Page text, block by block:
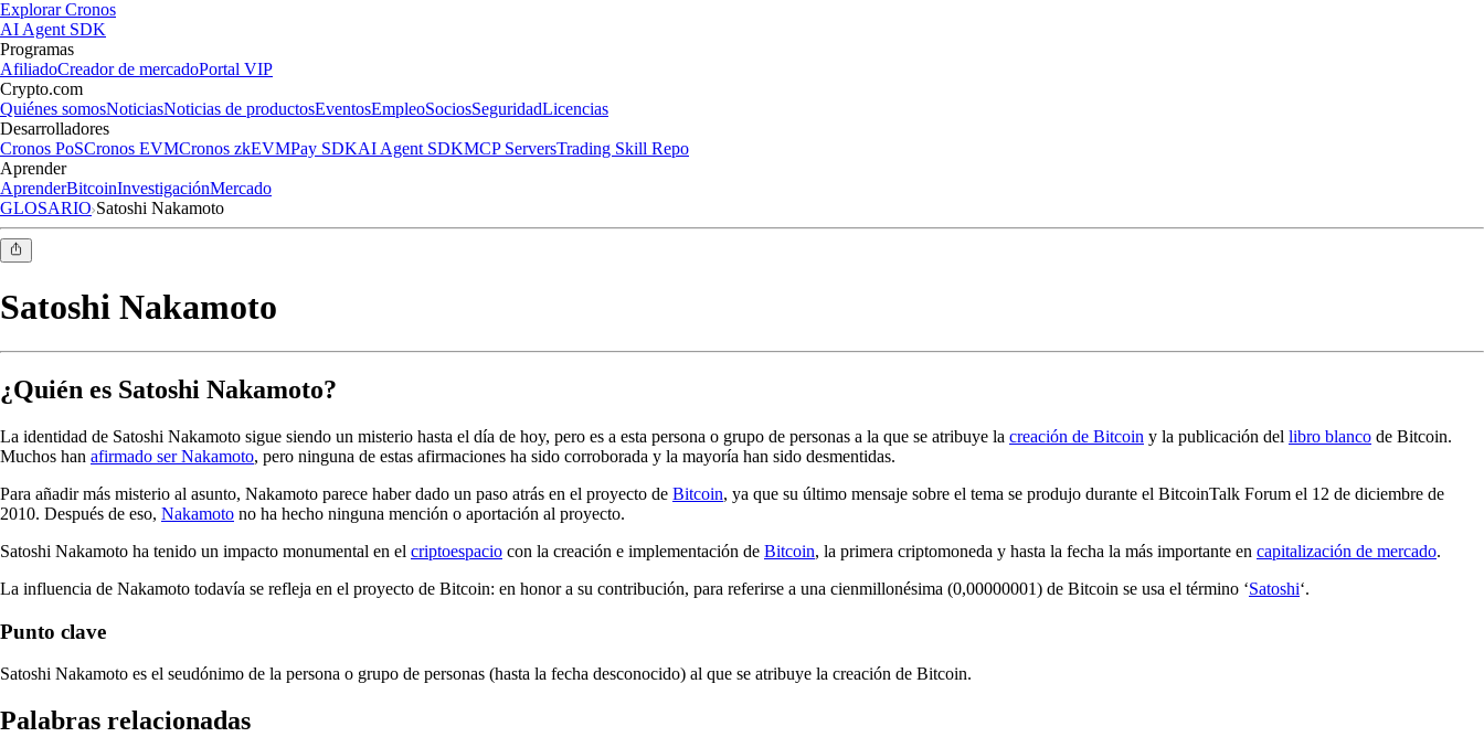
Explorar Cronos
AI Agent SDK
Programas
AfiliadoCreador de mercadoPortal VIP
Crypto.com
Quiénes somosNoticiasNoticias de productosEventosEmpleoSociosSeguridadLicencias
Desarrolladores
Cronos PoSCronos EVMCronos zkEVMPay SDKAI Agent SDKMCP ServersTrading Skill Repo
Aprender
AprenderBitcoinInvestigaciónMercado
GLOSARIO Satoshi Nakamoto
Satoshi Nakamoto
¿Quién es Satoshi Nakamoto?
La identidad de Satoshi Nakamoto sigue siendo un misterio hasta el día de hoy, pero es a esta persona o grupo de personas a la que se atribuye la creación de Bitcoin y la publicación del libro blanco de Bitcoin.
Muchos han afirmado ser Nakamoto, pero ninguna de estas afirmaciones ha sido corroborada y la mayoría han sido desmentidas.
Para añadir más misterio al asunto, Nakamoto parece haber dado un paso atrás en el proyecto de Bitcoin, ya que su último mensaje sobre el tema se produjo durante el BitcoinTalk Forum el 12 de diciembre de
2010. Después de eso, Nakamoto no ha hecho ninguna mención o aportación al proyecto.
Satoshi Nakamoto ha tenido un impacto monumental en el criptoespacio con la creación e implementación de Bitcoin, la primera criptomoneda y hasta la fecha la más importante en capitalización de mercado.
La influencia de Nakamoto todavía se refleja en el proyecto de Bitcoin: en honor a su contribución, para referirse a una cienmillonésima (0,00000001) de Bitcoin se usa el término ‘Satoshi‘.
Punto clave
Satoshi Nakamoto es el seudónimo de la persona o grupo de personas (hasta la fecha desconocido) al que se atribuye la creación de Bitcoin.
Palabras relacionadas